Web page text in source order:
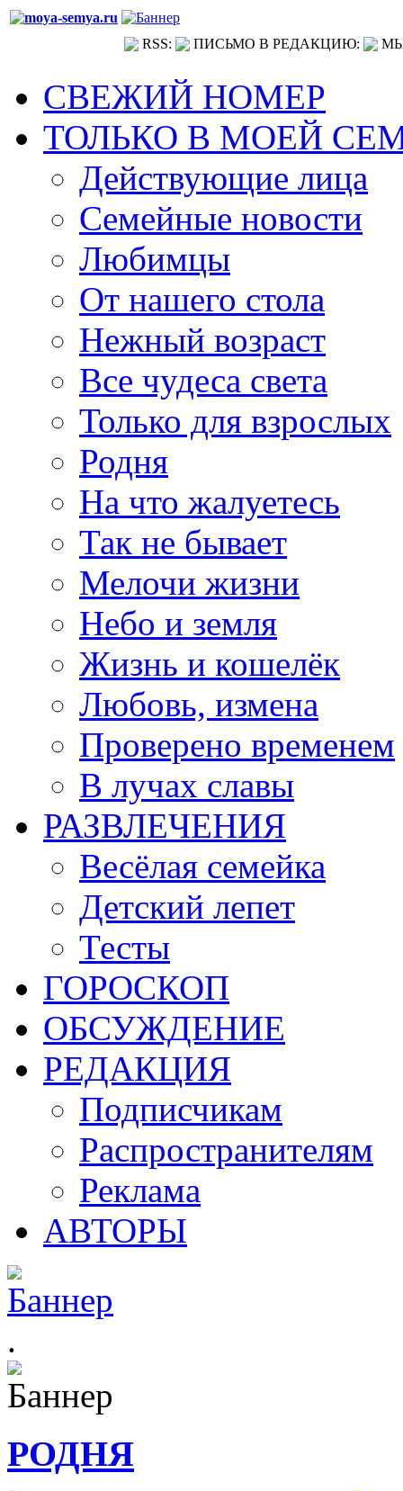
RSS: ПИСЬМО В РЕДАКЦИЮ:
СВЕЖИЙ НОМЕР
ТОЛЬКО В МОЕЙ
Действующие лица
Семейные новости
Любимцы
От нашего стола
Нежный возраст
Все чудеса света
Только для взрослых
Родня
На что жалуетесь
Так не бывает
Мелочи жизни
Небо и земля
Жизнь и кошелёк
Любовь, измена
Проверено временем
В лучах славы
РАЗВЛЕЧЕНИЯ
Весёлая семейка
Детский лепет
Тесты
ГОРОСКОП
ОБСУЖДЕНИЕ
РЕДАКЦИЯ
Подписчикам
Распространителям
Реклама
АВТОРЫ
.
РОДНЯ